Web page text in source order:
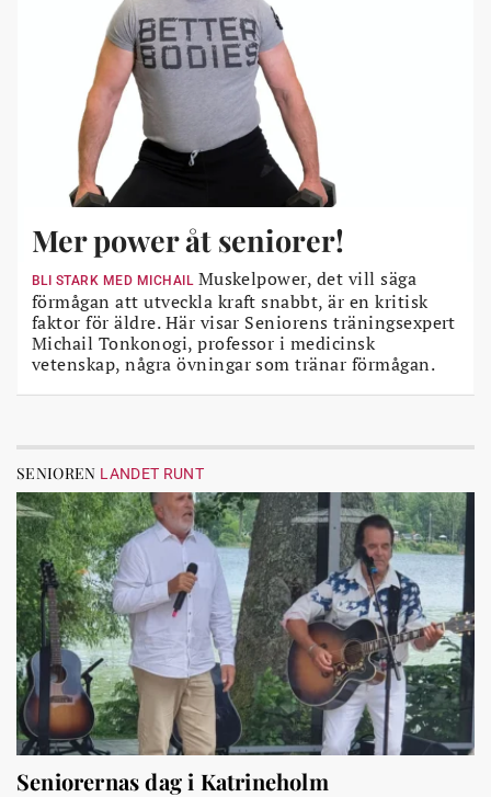
Mer power åt seniorer!
BLI STARK MED MICHAILMuskelpower, det vill säga
förmågan att utveckla kraft snabbt, är en kritisk
faktor för äldre. Här visar Seniorens träningsexpert
Michail Tonkonogi, professor i medicinsk
vetenskap, några övningar som tränar förmågan.
SENIOREN LANDET RUNT
Seniorernas dag i Katrineholm